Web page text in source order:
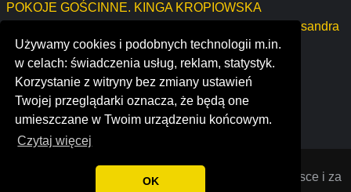
Używamy cookies i podobnych technologii m.in.
w celach: świadczenia usług, reklam, statystyk.
Korzystanie z witryny bez zmiany ustawień
Twojej przeglądarki oznacza, że będą one
umieszczane w Twoim urządzeniu końcowym.
Czytaj więcej
OK
POKOJE GOŚCINNE. KINGA KROPIOWSKA
Indywidualna Praktyka Lekarska lekarz dentysta Aleksandra
Gąsiewska
Arkadiusz Socha IT Consulting
OLIWIA-TRANS KAMIL WYSOCZAŃSKI
alliance driving school
© 2022 Opinie o firmach założonych w Polsce i za